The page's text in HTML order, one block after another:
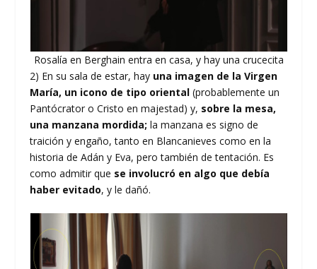
Rosalía en Berghain entra en casa, y hay una crucecita
2) En su sala de estar, hay una imagen de la Virgen
María, un icono de tipo oriental (probablemente un
Pantócrator o Cristo en majestad) y, sobre la mesa,
una manzana mordida; la manzana es signo de
traición y engaño, tanto en Blancanieves como en la
historia de Adán y Eva, pero también de tentación. Es
como admitir que se involucró en algo que debía
haber evitado, y le dañó.